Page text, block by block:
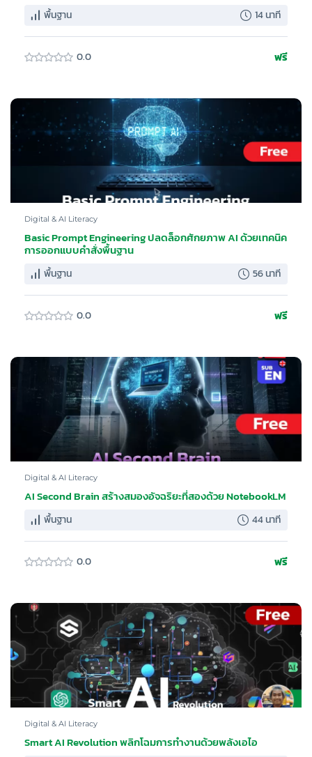
พื้นฐาน 14 นาที
0.0 ฟรี
Digital & AI Literacy
Basic Prompt Engineering ปลดล็อกศักยภาพ AI ด้วยเทคนิค
การออกแบบคำสั่งพื้นฐาน
พื้นฐาน 56 นาที
0.0 ฟรี
Digital & AI Literacy
AI Second Brain สร้างสมองอัจฉริยะที่สองด้วย NotebookLM
พื้นฐาน 44 นาที
0.0 ฟรี
Digital & AI Literacy
Smart AI Revolution พลิกโฉมการทำงานด้วยพลังเอไอ